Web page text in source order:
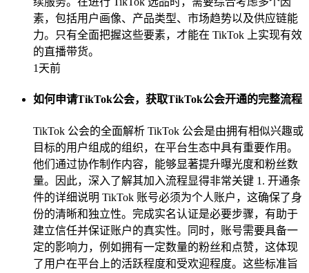
素，包括用户画像、产品类型、市场趋势以及供应链能
力。只有全面把握这些要素，才能在 TikTok 上实现有效
的直播带货。
1天前
如何申请TikTok公会，获取TikTok公会开通的完整流程
TikTok 公会的全面解析 TikTok 公会是由拥有相似兴趣或
目标的用户组成的组织，在平台生态中具有重要作用。
他们通过协作制作内容，能够显著提升曝光度和粉丝数
量。因此，深入了解其加入流程显得非常关键 1. 开通条
件的详细说明 TikTok 账号必须为个人账户，这确保了身
份的清晰和独立性。完成实名认证是必要步骤，有助于
建立信任并保证账户的真实性。同时，账号需要具备一
定的影响力，例如拥有一定数量的粉丝和点赞，这体现
了用户在平台上的活跃程度和受欢迎程度。这些标准旨